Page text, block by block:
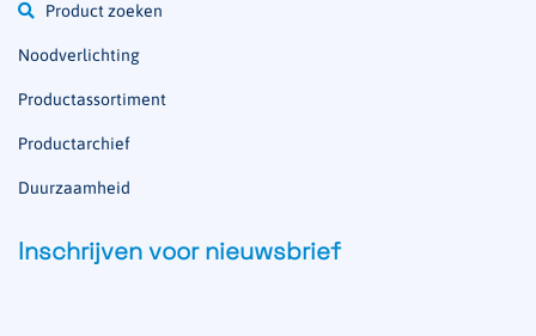
Product zoeken
Noodverlichting
Productassortiment
Productarchief
Duurzaamheid
Inschrijven voor nieuwsbrief